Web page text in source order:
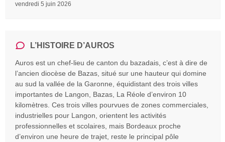
vendredi 5 juin 2026
L’HISTOIRE D’AUROS
Auros est un chef-lieu de canton du bazadais, c’est à dire de
l’ancien diocèse de Bazas, situé sur une hauteur qui domine
au sud la vallée de la Garonne, équidistant des trois villes
importantes de Langon, Bazas, La Réole d’environ 10
kilomètres. Ces trois villes pourvues de zones commerciales,
industrielles pour Langon, orientent les activités
professionnelles et scolaires, mais Bordeaux proche
d’environ une heure de trajet, reste le principal pôle